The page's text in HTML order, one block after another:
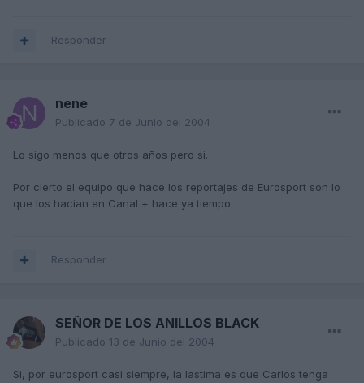
Responder
nene
Publicado 7 de Junio del 2004
Lo sigo menos que otros años pero si.
Por cierto el equipo que hace los reportajes de Eurosport son lo
que los hacian en Canal + hace ya tiempo.
Responder
SEÑOR DE LOS ANILLOS BLACK
Publicado 13 de Junio del 2004
Si, por eurosport casi siempre, la lastima es que Carlos tenga